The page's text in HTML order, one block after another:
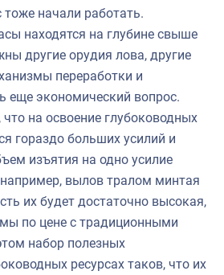
начали работать.
находятся на глубине свыше
другие орудия лова, другие
переработки и
еще экономический вопрос.
на освоение глубоководных
гораздо больших усилий и
изъятия на одно усилие
вылов тралом минтая
их будет достаточно высокая,
по цене с традиционными
набор полезных
ресурсах таков, что их